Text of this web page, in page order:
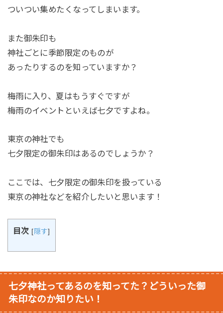
ついつい集めたくなってしまいます。
また御朱印も
神社ごとに季節限定のものが
あったりするのを知っていますか？
梅雨に入り、夏はもうすぐですが
梅雨のイベントといえば七夕ですよね。
東京の神社でも
七夕限定の御朱印はあるのでしょうか？
ここでは、七夕限定の御朱印を扱っている
東京の神社などを紹介したいと思います！
目次 [隠す]
七夕神社ってあるのを知ってた？どういった御
朱印なのか知りたい！